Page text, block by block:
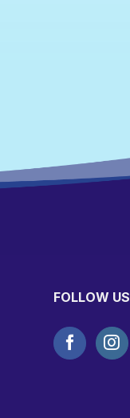
FOLLOW US